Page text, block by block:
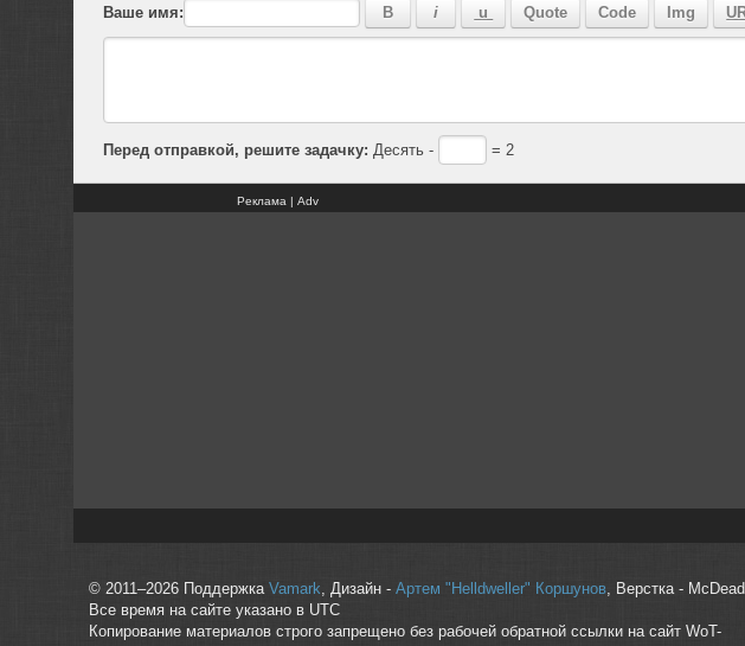
Ваше имя:
Перед отправкой, решите задачку: Десять - = 2
Реклама | Adv
© 2011–2026 Поддержка Vamark , Дизайн - Артем "Helldweller" Коршунов, Верстка - McDead
Все время на сайте указано в UTC
Копирование материалов строго запрещено без рабочей обратной ссылки на сайт WoT-